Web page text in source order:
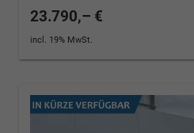
23.790,– €
incl. 19% MwSt.